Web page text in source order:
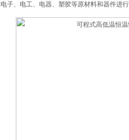
子、电工、电器、塑胶等原材料和器件进